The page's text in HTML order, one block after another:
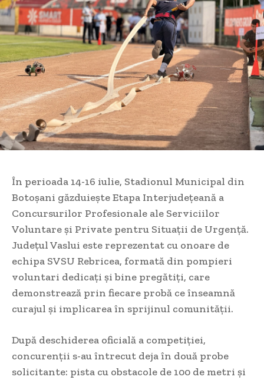
În perioada 14-16 iulie, Stadionul Municipal din
Botoșani găzduiește Etapa Interjudețeană a
Concursurilor Profesionale ale Serviciilor
Voluntare și Private pentru Situații de Urgență.
Județul Vaslui este reprezentat cu onoare de
echipa SVSU Rebricea, formată din pompieri
voluntari dedicați și bine pregătiți, care
demonstrează prin fiecare probă ce înseamnă
curajul și implicarea în sprijinul comunității.
După deschiderea oficială a competiției,
concurenții s-au întrecut deja în două probe
solicitante: pista cu obstacole de 100 de metri și